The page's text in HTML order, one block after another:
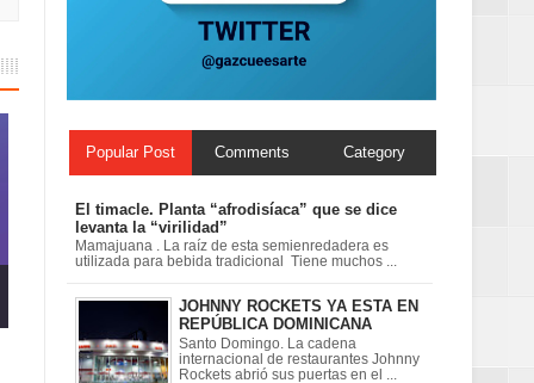
la clausura
Popular Post Comments Category
El timacle. Planta “afrodisíaca” que se dice
levanta la “virilidad”
Mamajuana . La raíz de esta semienredadera es
utilizada para bebida tradicional Tiene muchos ...
JOHNNY ROCKETS YA ESTA EN
REPÚBLICA DOMINICANA
Santo Domingo. La cadena
internacional de restaurantes Johnny
Rockets abrió sus puertas en el ...